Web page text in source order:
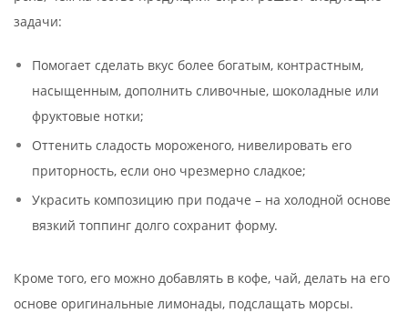
задачи:
Помогает сделать вкус более богатым, контрастным,
насыщенным, дополнить сливочные, шоколадные или
фруктовые нотки;
Оттенить сладость мороженого, нивелировать его
приторность, если оно чрезмерно сладкое;
Украсить композицию при подаче – на холодной основе
вязкий топпинг долго сохранит форму.
Кроме того, его можно добавлять в кофе, чай, делать на его
основе оригинальные лимонады, подслащать морсы.